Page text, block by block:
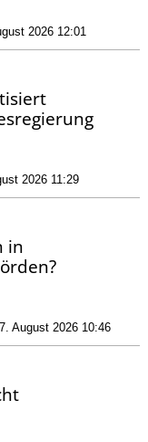
2026 12:01
2026 11:29
in
August 2026 10:46